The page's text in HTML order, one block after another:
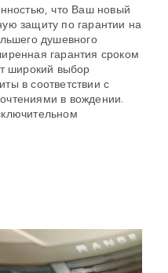
что Ваш новый
защиту по гарантии на
душевного
гарантия сроком
широкий выбор
в соответствии с
в вождении.